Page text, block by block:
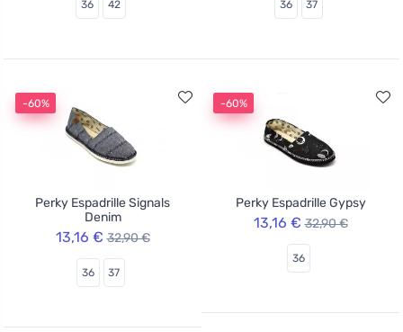
36 42 36 37
-60%
Perky Espadrille Signals
Denim
13,16 € 32,90 €
36 37
-60%
Perky Espadrille Gypsy
13,16 € 32,90 €
36